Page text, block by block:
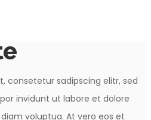
consetetur sadipscing elitr, sed
invidunt ut labore et dolore
voluptua. At vero eos et